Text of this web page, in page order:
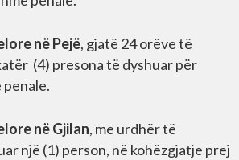
në Pejë, gjatë 24 orëve të
(4) presona të dyshuar për
në Gjilan, me urdhër të
një (1) person, në kohëzgjatje prej